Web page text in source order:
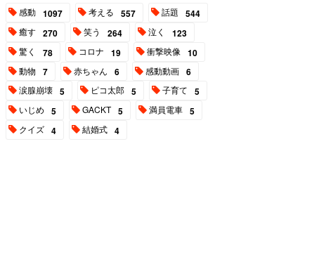
感動 1097 考える 557 話題 544
癒す 270 笑う 264 泣く 123
驚く 78 コロナ 19 衝撃映像 10
動物 7 赤ちゃん 6 感動動画 6
涙腺崩壊 5 ピコ太郎 5 子育て 5
いじめ 5 GACKT 5 満員電車 5
クイズ 4 結婚式 4